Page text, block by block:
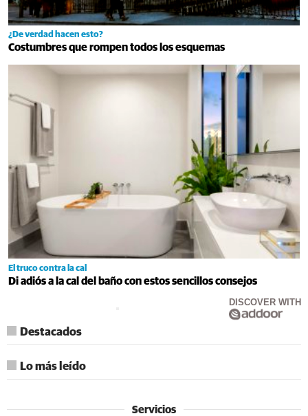
¿De verdad hacen esto?
Costumbres que rompen todos los esquemas
El truco contra la cal
Di adiós a la cal del baño con estos sencillos consejos
DISCOVER WITH
Destacados
Lo más leído
Servicios